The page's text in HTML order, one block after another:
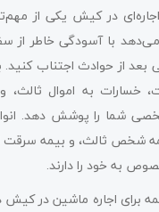
در کیش یکی از
با آسودگی خاطر از
بعد از حوادث اجتناب
خسارات به اموال ثالث،
شما را پوشش دهد.
شخص ثالث، و بیمه سرقت
به خود را دارند.
برای اجاره ماشین در